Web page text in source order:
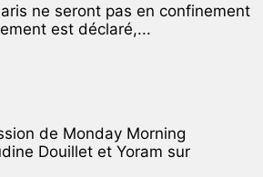
ne seront pas en confinement
est déclaré,...
de Monday Morning
Douillet et Yoram sur